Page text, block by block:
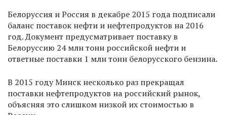
Белоруссия и Россия в декабре 2015 года подписали
баланс поставок нефти и нефтепродуктов на 2016
год. Документ предусматривает поставку в
Белоруссию 24 млн тонн российской нефти и
ответные поставки 1 млн тонн белорусского бензина.
В 2015 году Минск несколько раз прекращал
поставки нефтепродуктов на российский рынок,
объясняя это слишком низкой их стоимостью в